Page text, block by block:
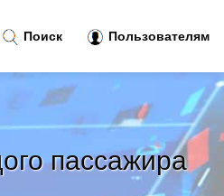
пассажира
Поиск Пользователям